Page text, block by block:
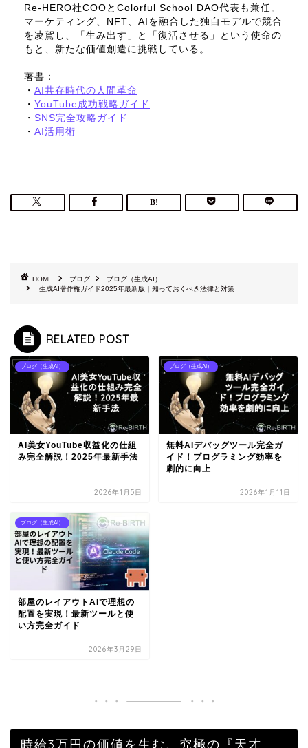
Re-HERO社COOとColorful School DAO代表も兼任。
マーケティング、NFT、AIを融合した独自モデルで競合
を凌駕し、「生み出す」と「復活させる」という使命の
もと、新たな価値創造に挑戦している。
著書：
・ AI共存時代の人間革命
・ YouTube成功戦略ガイド
・ SNS完全攻略ガイド
・ AI活用術
HOME ブログ
ブログ（生成AI）
生成AI著作権ガイド2025年最新版｜知っておくべき法律と対策
RELATED POST
ブログ（生成AI）
AI美女YouTube収益化の仕組
み完全解説！2025年最新手法
2026年1月5日
ブログ（生成AI）
無料AIデバッグツール完全ガ
イド！プログラミング効率を
劇的に向上
2026年1月11日
ブログ（生成AI）
部屋のレイアウトAIで理想の
配置を実現！最新ツールと使
い方完全ガイド
2026年3月29日
時給3万円の価値を生む、究極の『天才